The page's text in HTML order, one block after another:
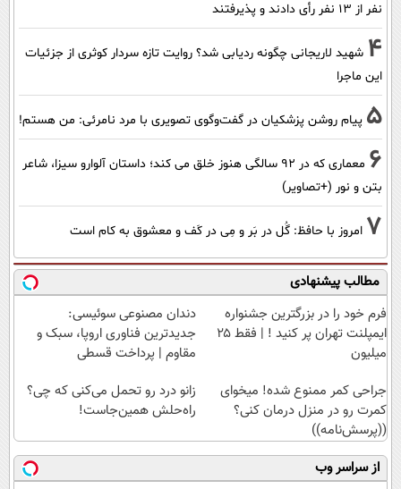
نفر از 13 نفر رأی دادند و پذیرفتند
4 شهید لاریجانی چگونه ردیابی شد؟ روایت تازه سردار کوثری از جزئیات
این ماجرا
5 پیام روشن پزشکیان در گفت‌و‌گوی تصویری با مرد نامرئی: من هستم!
6
معماری که در 92 سالگی هنوز خلق می کند؛ داستان آلوارو سیزا، شاعر
بتن و نور (+تصاویر)
7 امروز با حافظ: گُل در بَر و مِی در کَف و معشوق به کام است
مطالب پیشنهادی
فرم خود را در بزرگترین جشنواره
ایمپلنت تهران پر کنید ! | فقط ۲۵
میلیون
دندان مصنوعی سوئیسی:
جدیدترین فناوری اروپا، سبک و
مقاوم | پرداخت قسطی
جراحی کمر ممنوع شده! میخوای
کمرت رو در منزل درمان کنی؟
((پرسش‌نامه))
زانو درد رو تحمل می‌کنی که چی؟
راه‌حلش همین‌جاست!
از سراسر وب